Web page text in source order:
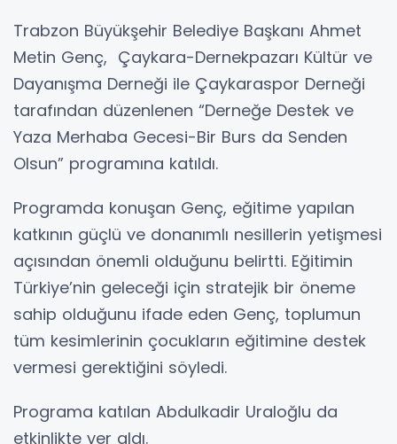
Trabzon Büyükşehir Belediye Başkanı Ahmet
Metin Genç, Çaykara-Dernekpazarı Kültür ve
Dayanışma Derneği ile Çaykaraspor Derneği
tarafından düzenlenen “Derneğe Destek ve
Yaza Merhaba Gecesi-Bir Burs da Senden
Olsun” programına katıldı.
Programda konuşan Genç, eğitime yapılan
katkının güçlü ve donanımlı nesillerin yetişmesi
açısından önemli olduğunu belirtti. Eğitimin
Türkiye’nin geleceği için stratejik bir öneme
sahip olduğunu ifade eden Genç, toplumun
tüm kesimlerinin çocukların eğitimine destek
vermesi gerektiğini söyledi.
Programa katılan Abdulkadir Uraloğlu da
etkinlikte yer aldı.